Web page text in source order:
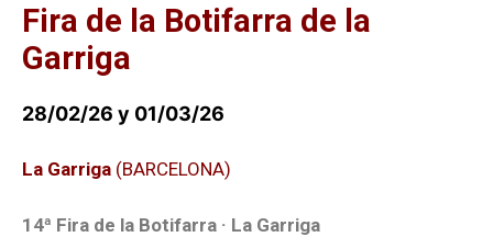
Fira de la Botifarra de la
Garriga
28/02/26 y 01/03/26
La Garriga (BARCELONA)
14ª Fira de la Botifarra · La Garriga